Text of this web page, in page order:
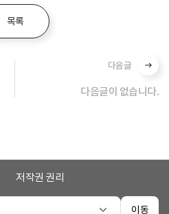
목록
다음글
다음글이 없습니다.
저작권 권리
이동